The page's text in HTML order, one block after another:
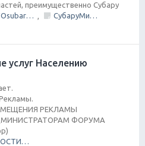
преимущественно Субару
Интернет-магазин (на Севере Города) ,
СубаруМир - в наличии запчасти для Субару. Оригинал / Неоригинал (на Юге Города)
услуг Населению
РЕКЛАМЫ
ФОРУМА
by SANDRA